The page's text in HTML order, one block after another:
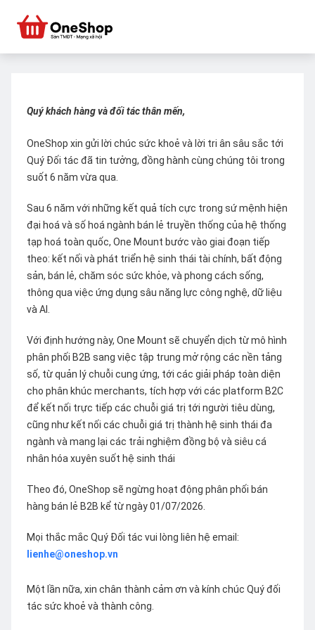
Quý khách hàng và đối tác thân mến,
OneShop xin gửi lời chúc sức khoẻ và lời tri ân sâu sắc tới
Quý Đối tác đã tin tưởng, đồng hành cùng chúng tôi trong
suốt 6 năm vừa qua.
Sau 6 năm với những kết quả tích cực trong sứ mệnh hiện
đại hoá và số hoá ngành bán lẻ truyền thống của hệ thống
tạp hoá toàn quốc, One Mount bước vào giai đoạn tiếp
theo: kết nối và phát triển hệ sinh thái tài chính, bất động
sản, bán lẻ, chăm sóc sức khỏe, và phong cách sống,
thông qua việc ứng dụng sâu năng lực công nghệ, dữ liệu
và AI.
Với định hướng này, One Mount sẽ chuyển dịch từ mô hình
phân phối B2B sang việc tập trung mở rộng các nền tảng
số, từ quản lý chuỗi cung ứng, tới các giải pháp toàn diện
cho phân khúc merchants, tích hợp với các platform B2C
để kết nối trực tiếp các chuỗi giá trị tới người tiêu dùng,
cũng như kết nối các chuỗi giá trị thành hệ sinh thái đa
ngành và mang lại các trải nghiệm đồng bộ và siêu cá
nhân hóa xuyên suốt hệ sinh thái
Theo đó, OneShop sẽ ngừng hoạt động phân phối bán
hàng bán lẻ B2B kể từ ngày 01/07/2026.
Mọi thắc mắc Quý Đối tác vui lòng liên hệ email:
lienhe@oneshop.vn
Một lần nữa, xin chân thành cảm ơn và kính chúc Quý đối
tác sức khoẻ và thành công.